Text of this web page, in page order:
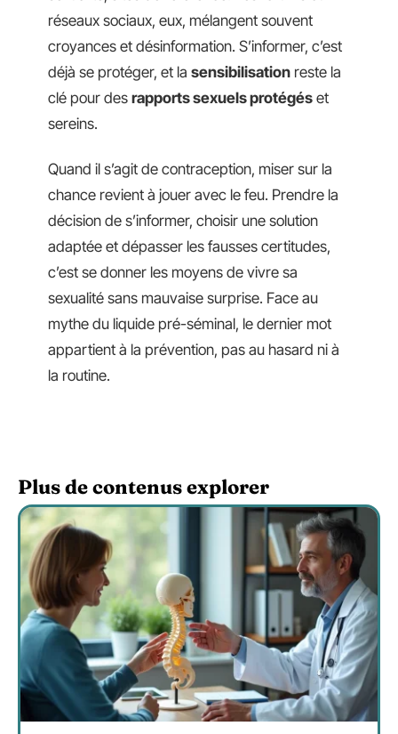
réseaux sociaux, eux, mélangent souvent
croyances et désinformation. S’informer, c’est
déjà se protéger, et la sensibilisation reste la
clé pour des rapports sexuels protégés et
sereins.
Quand il s’agit de contraception, miser sur la
chance revient à jouer avec le feu. Prendre la
décision de s’informer, choisir une solution
adaptée et dépasser les fausses certitudes,
c’est se donner les moyens de vivre sa
sexualité sans mauvaise surprise. Face au
mythe du liquide pré-séminal, le dernier mot
appartient à la prévention, pas au hasard ni à
la routine.
Plus de contenus explorer